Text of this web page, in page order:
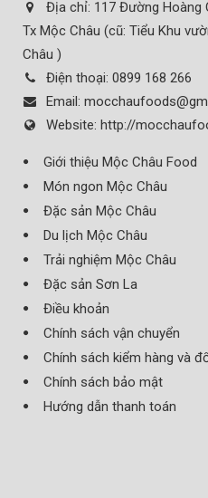
Địa chỉ: 117 Đường Hoàng
Tx Mộc Châu (cũ: Tiểu Khu
Châu )
Điện thoại: 0899 168 266
Email:
Website: http://
Giới thiệu Mộc Châu Food
Món ngon Mộc Châu
Đặc sản Mộc Châu
Du lịch Mộc Châu
Trải nghiệm Mộc Châu
Đặc sản Sơn La
Điều khoản
Chính sách vận chuyển
Chính sách kiểm hàng và
Chính sách bảo mật
Hướng dẫn thanh toán